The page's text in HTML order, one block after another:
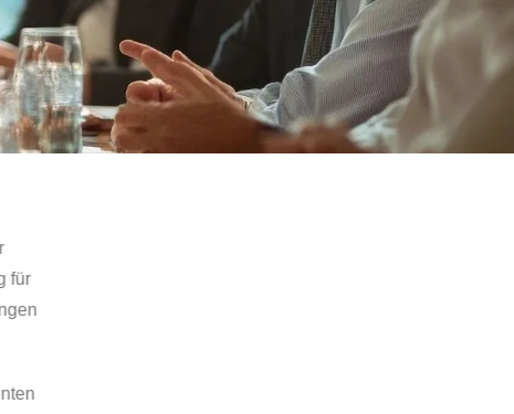
wichtig?
ebenso wie die Emotionen anderer
schafft sie die Voraussetzung für
Konflikte offen angesprochen und Lösungen
Sie unterstützen Klientinnen und Klienten